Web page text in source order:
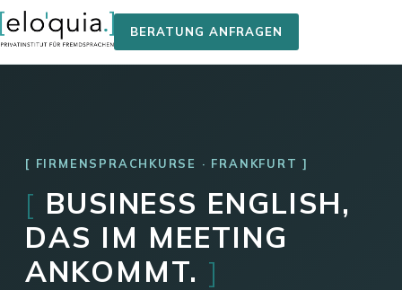
BERATUNG ANFRAGEN
FIRMENSPRACHKURSE · FRANKFURT
[ BUSINESS ENGLISH,
DAS IM MEETING
ANKOMMT. ]